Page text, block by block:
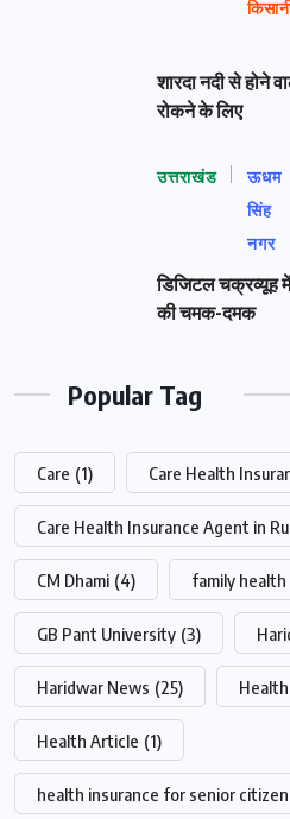
शारदा नदी से होने
रोकने के लिए
उत्तराखंड
ऊधम
सिंह
नगर
डिजिटल चक्रव्यूह
की चमक-दमक
Popular Tag
Care (1) Care Health
Care Health Insurance Agent in
CM Dhami (4) family health
GB Pant University (3)
Haridwar News (25)
Health Article (1)
health insurance for senior